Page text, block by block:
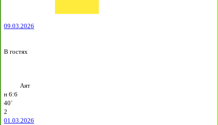
09.03.2026
В гостях
Аят
н 6:6
40`
2
01.03.2026